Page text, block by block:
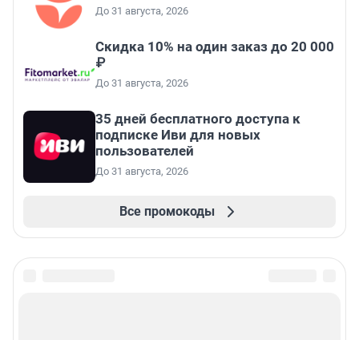
До 31 августа, 2026
Скидка 10% на один заказ до 20 000
₽
До 31 августа, 2026
35 дней бесплатного доступа к
подписке Иви для новых
пользователей
До 31 августа, 2026
Все промокоды